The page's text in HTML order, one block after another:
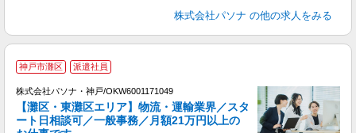
株式会社パソナ の他の求人をみる
神戸市灘区 派遣社員
株式会社パソナ・神戸/OKW6001171049
【灘区・東灘区エリア】物流・運輸業界／スタ
ート日相談可／一般事務／月額21万円以上の